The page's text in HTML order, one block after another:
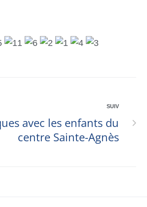
SUIV
avec les enfants du
centre Sainte-Agnès